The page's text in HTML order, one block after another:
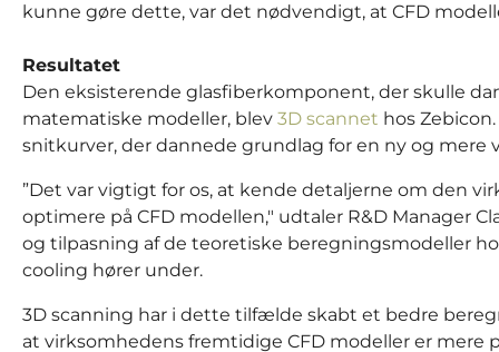
kunne gøre dette, var det nødvendigt, at CFD
Resultatet
Den eksisterende glasfiberkomponent, der skulle
matematiske modeller, blev 3D scannet hos
snitkurver, der dannede grundlag for en ny og
”Det var vigtigt for os, at kende detaljerne om den
optimere på CFD modellen," udtaler R&D Manager
og tilpasning af de teoretiske beregningsmodeller
cooling hører under.
3D scanning har i dette tilfælde skabt et bedre
at virksomhedens fremtidige CFD modeller er mere